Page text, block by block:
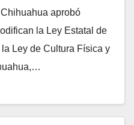
aprobó
la Ley Estatal de
Ley de Cultura Física y